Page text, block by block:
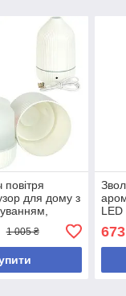
для дому з
100 мл, білий
1 005 ₴
LED